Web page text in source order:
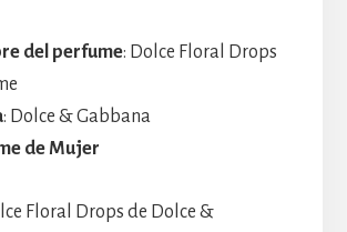
del perfume: Dolce Floral Drops
: Dolce & Gabbana
de Mujer
Floral Drops de Dolce &